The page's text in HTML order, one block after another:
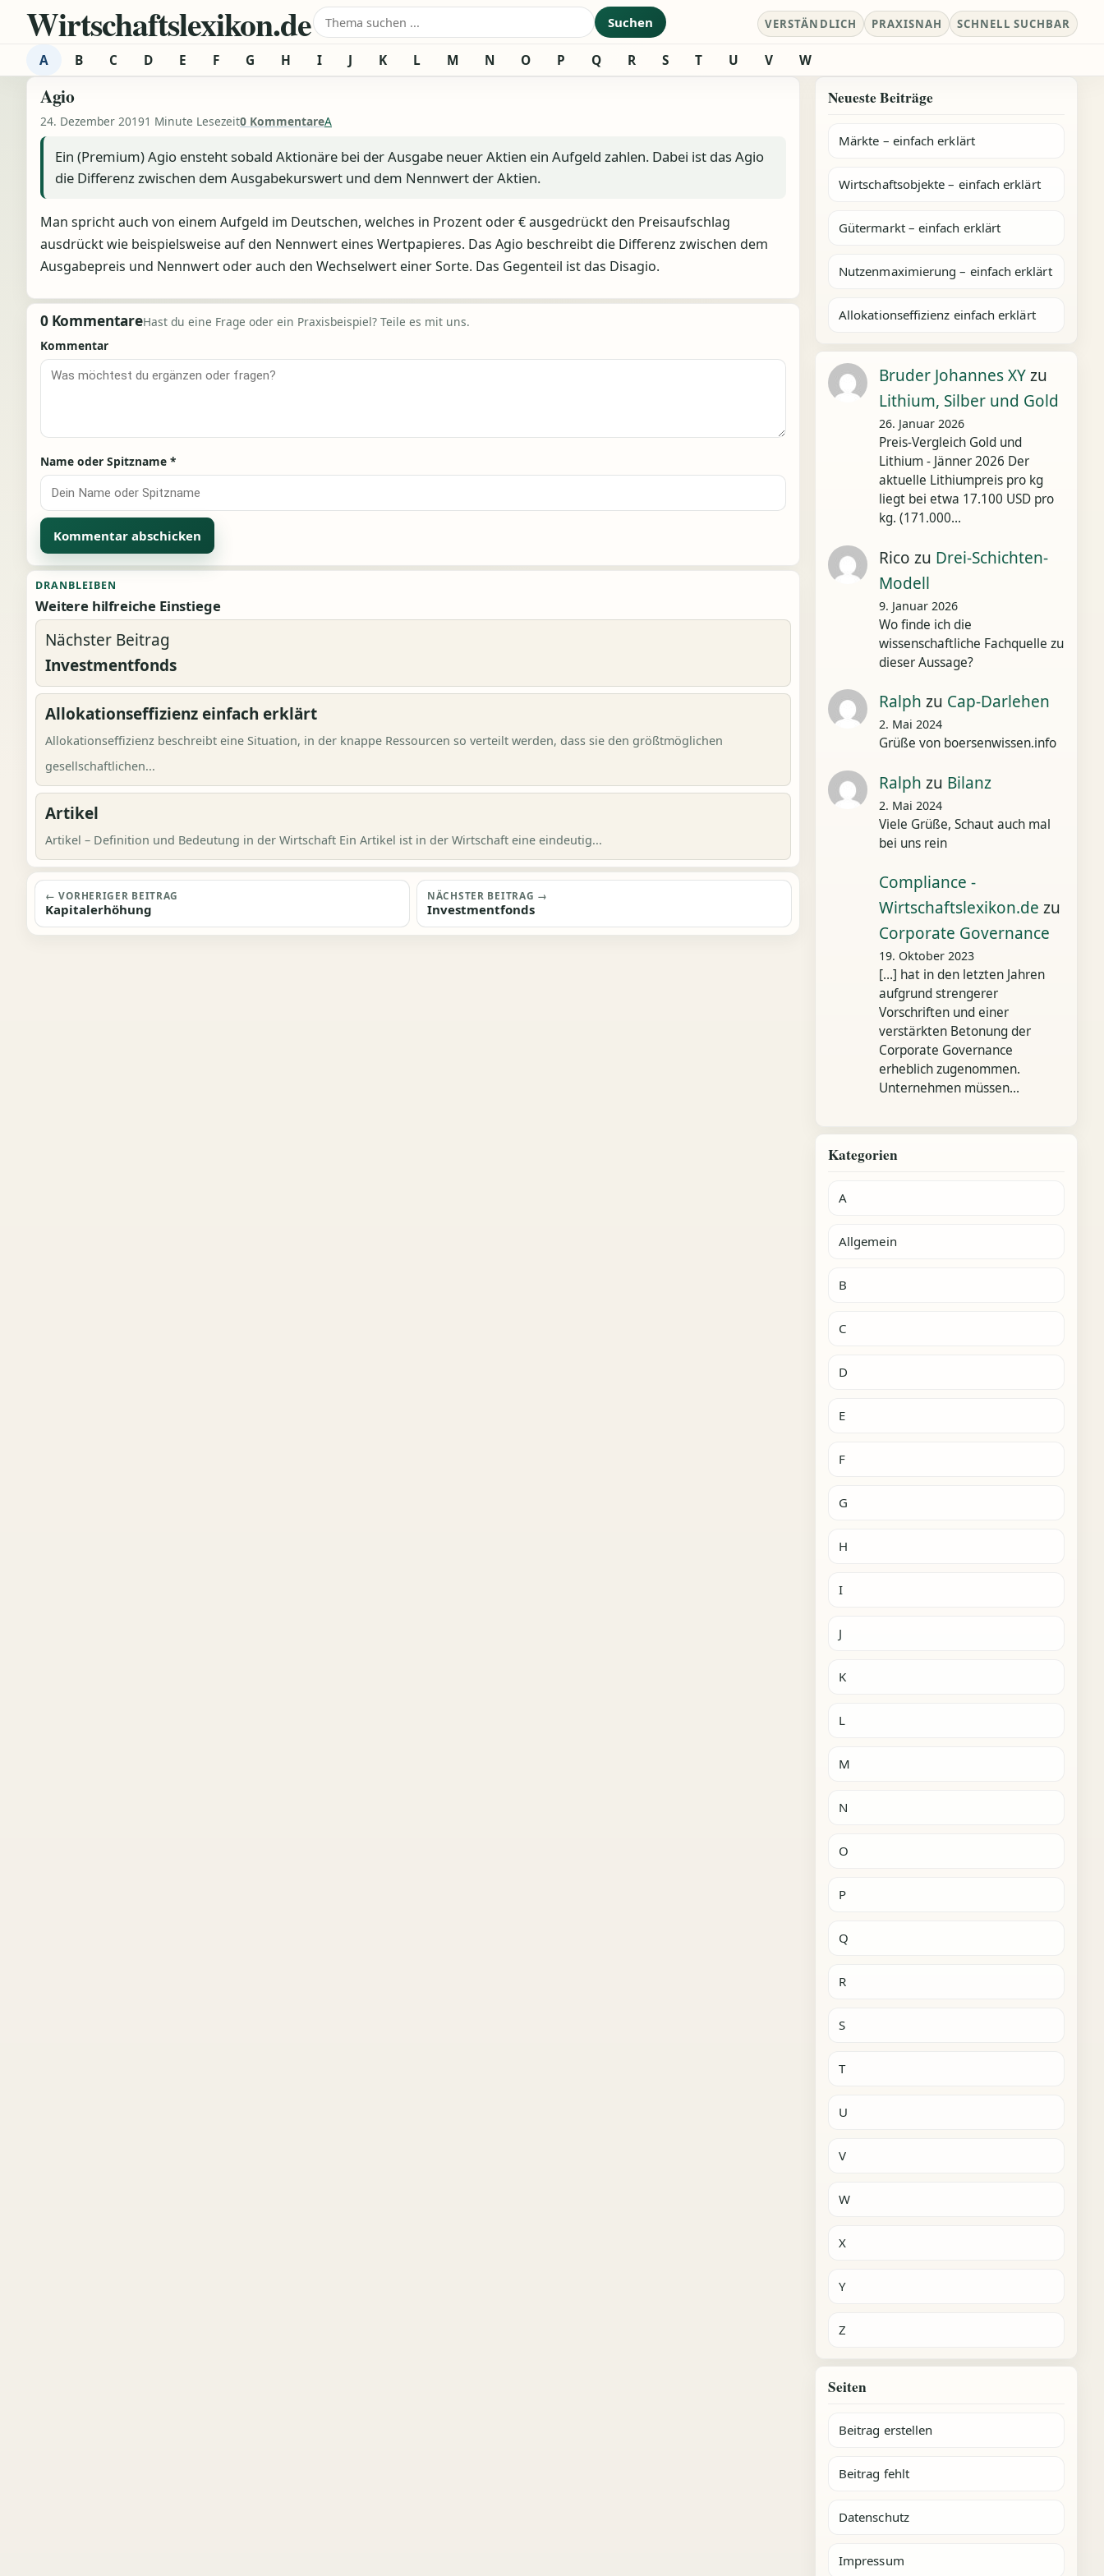
Zum Inhalt springen
Wirtschaftslexikon.deSuche nach: Suchen VERSTÄNDLICH PRAXISNAH SCHNELL SUCHBAR
A B C D E F G H I J K L M N O P Q R S T U V W
Agio
24. Dezember 20191 Minute Lesezeit0 KommentareA
Ein (Premium) Agio ensteht sobald Aktionäre bei der Ausgabe neuer Aktien ein Aufgeld zahlen. Dabei ist das Agio
die Differenz zwischen dem Ausgabekurswert und dem Nennwert der Aktien.
Man spricht auch von einem Aufgeld im Deutschen, welches in Prozent oder € ausgedrückt den Preisaufschlag
ausdrückt wie beispielsweise auf den Nennwert eines Wertpapieres. Das Agio beschreibt die Differenz zwischen dem
Ausgabepreis und Nennwert oder auch den Wechselwert einer Sorte. Das Gegenteil ist das Disagio.
0 KommentareHast du eine Frage oder ein Praxisbeispiel? Teile es mit uns.
Kommentar
Name oder Spitzname *
Alternative:
DRANBLEIBEN
Weitere hilfreiche Einstiege
Nächster Beitrag
Investmentfonds
Allokationseffizienz einfach erklärt
Allokationseffizienz beschreibt eine Situation, in der knappe Ressourcen so verteilt werden, dass sie den größtmöglichen
gesellschaftlichen...
Artikel
Artikel – Definition und Bedeutung in der Wirtschaft Ein Artikel ist in der Wirtschaft eine eindeutig...
Beitragsnavigation
← VORHERIGER BEITRAG
Kapitalerhöhung
NÄCHSTER BEITRAG →
Investmentfonds
Neueste Beiträge
Märkte – einfach erklärt
Wirtschaftsobjekte – einfach erklärt
Gütermarkt – einfach erklärt
Nutzenmaximierung – einfach erklärt
Allokationseffizienz einfach erklärt
Bruder Johannes XYzu
Lithium, Silber und Gold
26. Januar 2026
Preis-Vergleich Gold und
Lithium - Jänner 2026 Der
aktuelle Lithiumpreis pro kg
liegt bei etwa 17.100 USD pro
kg. (171.000…
Rico zu Drei-Schichten-
Modell
9. Januar 2026
Wo finde ich die
wissenschaftliche Fachquelle zu
dieser Aussage?
Ralph zu Cap-Darlehen
2. Mai 2024
Grüße von boersenwissen.info
Ralph zu Bilanz
2. Mai 2024
Viele Grüße, Schaut auch mal
bei uns rein
Compliance -
Wirtschaftslexikon.de zu
Corporate Governance
19. Oktober 2023
[…] hat in den letzten Jahren
aufgrund strengerer
Vorschriften und einer
verstärkten Betonung der
Corporate Governance
erheblich zugenommen.
Unternehmen müssen…
Kategorien
A
Allgemein
B
C
D
E
F
G
H
I
J
K
L
M
N
O
P
Q
R
S
T
U
V
W
X
Y
Z
Seiten
Beitrag erstellen
Beitrag fehlt
Datenschutz
Impressum